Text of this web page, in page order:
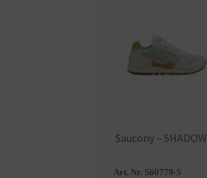
Saucony – SHADOW
Art. Nr. S60779-5